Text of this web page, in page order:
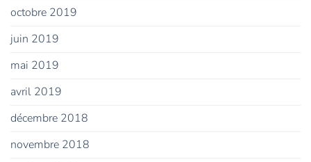
octobre 2019
juin 2019
mai 2019
avril 2019
décembre 2018
novembre 2018